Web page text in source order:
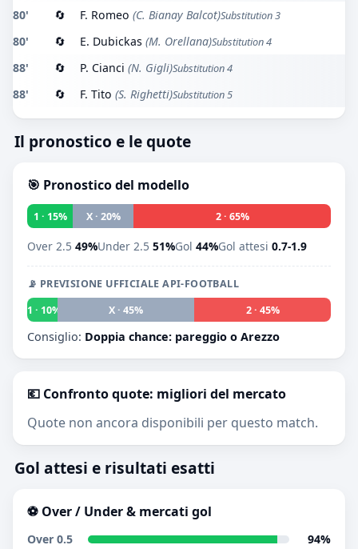
80' 🔄 F. Romeo (C. Bianay Balcot)Substitution 3
80' 🔄 E. Dubickas (M. Orellana)Substitution 4
88' 🔄 P. Cianci (N. Gigli)Substitution 4
88' 🔄 F. Tito (S. Righetti)Substitution 5
Il pronostico e le quote
🎯 Pronostico del modello
1 · 15% X · 20% 2 · 65%
Over 2.5 49%Under 2.5 51%Gol 44%Gol attesi 0.7-1.9
📡 PREVISIONE UFFICIALE API-FOOTBALL
1 · 10%
X · 45% 2 · 45%
Consiglio: Doppia chance: pareggio o Arezzo
💶 Confronto quote: migliori del mercato
Quote non ancora disponibili per questo match.
Gol attesi e risultati esatti
⚽ Over / Under & mercati gol
Over 0.5
94%